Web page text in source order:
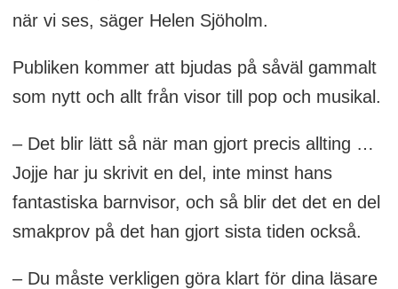
när vi ses, säger Helen Sjöholm.
Publiken kommer att bjudas på såväl gammalt
som nytt och allt från visor till pop och musikal.
– Det blir lätt så när man gjort precis allting …
Jojje har ju skrivit en del, inte minst hans
fantastiska barnvisor, och så blir det det en del
smakprov på det han gjort sista tiden också.
– Du måste verkligen göra klart för dina läsare